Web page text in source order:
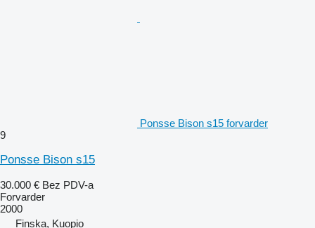
Ponsse Bison s15 forvarder
9
Ponsse Bison s15
30.000 € Bez PDV-a
Forvarder
2000
Finska, Kuopio